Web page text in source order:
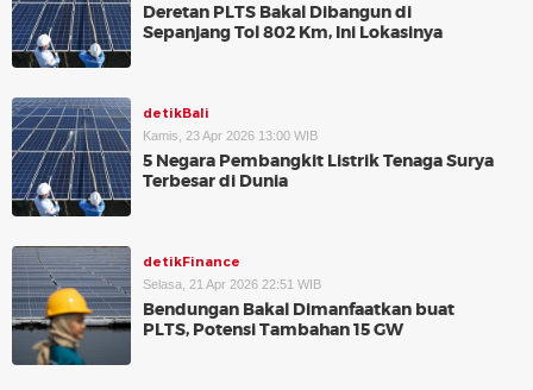
Deretan PLTS Bakal Dibangun di
Sepanjang Tol 802 Km, Ini Lokasinya
detikBali
Kamis, 23 Apr 2026 13:00 WIB
5 Negara Pembangkit Listrik Tenaga Surya
Terbesar di Dunia
detikFinance
Selasa, 21 Apr 2026 22:51 WIB
Bendungan Bakal Dimanfaatkan buat
PLTS, Potensi Tambahan 15 GW